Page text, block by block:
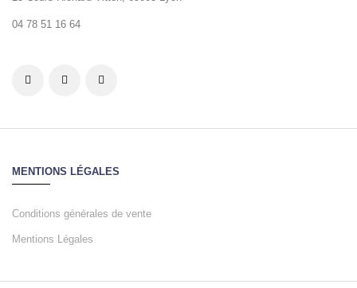
04 78 51 16 64
MENTIONS LÉGALES
Conditions générales de vente
Mentions Légales